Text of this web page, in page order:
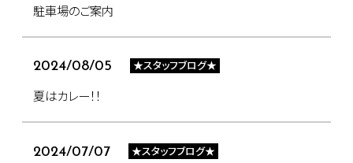
駐車場のご案内
2024/08/05 ★スタッフブログ★
夏はカレー！！
2024/07/07 ★スタッフブログ★